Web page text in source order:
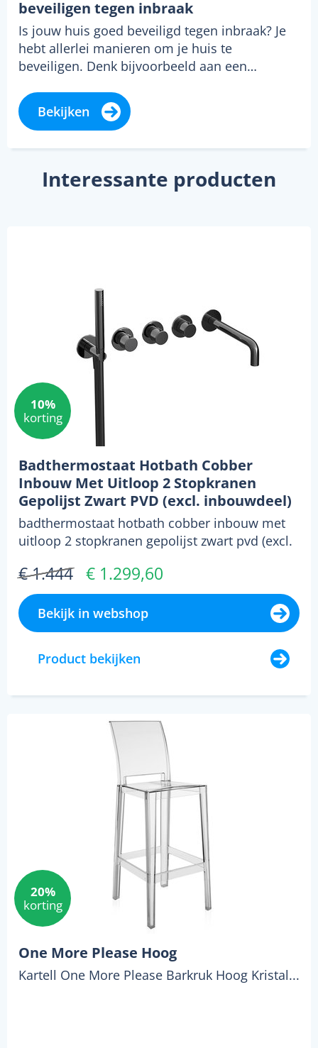
beveiligen tegen inbraak
Is jouw huis goed beveiligd tegen inbraak? Je
hebt allerlei manieren om je huis te
beveiligen. Denk bijvoorbeeld aan een…
Bekijken
Interessante producten
10%
korting
Badthermostaat Hotbath Cobber
Inbouw Met Uitloop 2 Stopkranen
Gepolijst Zwart PVD (excl. inbouwdeel)
badthermostaat hotbath cobber inbouw met
uitloop 2 stopkranen gepolijst zwart pvd (excl.
€ 1.444 € 1.299,60
Bekijk in webshop
Product bekijken
20%
korting
One More Please Hoog
Kartell One More Please Barkruk Hoog Kristal...